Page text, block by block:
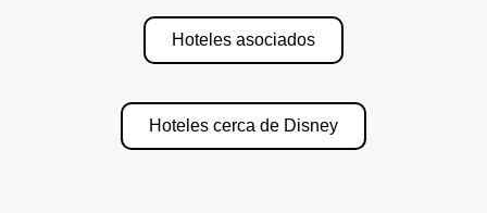
Hoteles asociados
Hoteles cerca de Disney